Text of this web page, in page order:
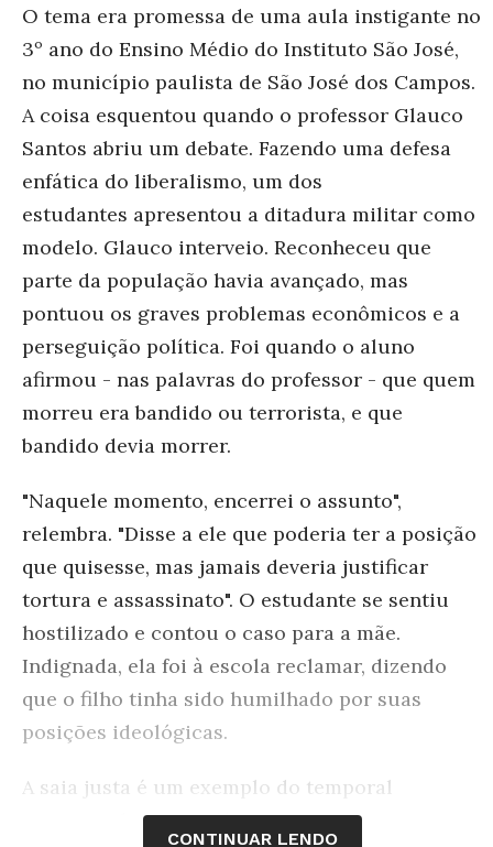
O tema era promessa de uma aula instigante no
3º ano do Ensino Médio do Instituto São José,
no município paulista de São José dos Campos.
A coisa esquentou quando o professor Glauco
Santos abriu um debate. Fazendo uma defesa
enfática do liberalismo, um dos
estudantes apresentou a ditadura militar como
modelo. Glauco interveio. Reconheceu que
parte da população havia avançado, mas
pontuou os graves problemas econômicos e a
perseguição política. Foi quando o aluno
afirmou - nas palavras do professor - que quem
morreu era bandido ou terrorista, e que
bandido devia morrer.
"Naquele momento, encerrei o assunto",
relembra. "Disse a ele que poderia ter a posição
que quisesse, mas jamais deveria justificar
tortura e assassinato". O estudante se sentiu
hostilizado e contou o caso para a mãe.
Indignada, ela foi à escola reclamar, dizendo
que o filho tinha sido humilhado por suas
posições ideológicas.
A saia justa é um exemplo do temporal
em torno de uma polêmica recente: a
CONTINUAR LENDO